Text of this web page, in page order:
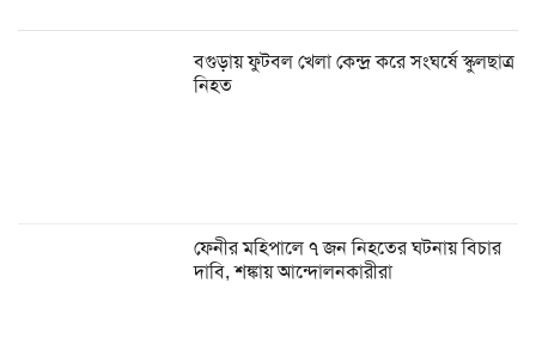
বগুড়ায় ফুটবল খেলা কেন্দ্র করে সংঘর্ষে স্কুলছাত্র
নিহত
ফেনীর মহিপালে ৭ জন নিহতের ঘটনায় বিচার
দাবি, শঙ্কায় আন্দোলনকারীরা